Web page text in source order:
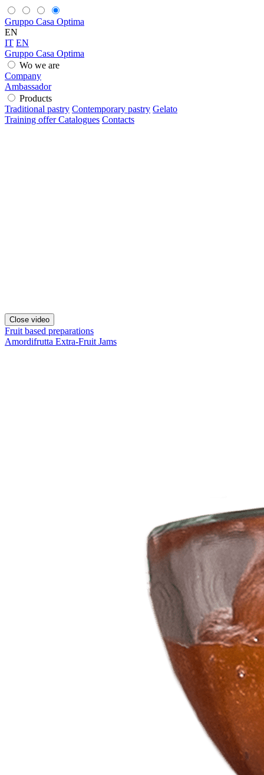
Gruppo Casa Optima
EN
IT EN
Gruppo Casa Optima
Wo we are
Company
Ambassador
Products
Traditional pastry Contemporary pastry Gelato
Training offerCatalogues Contacts
Close video
Fruit based preparations
Amordifrutta Extra-Fruit Jams